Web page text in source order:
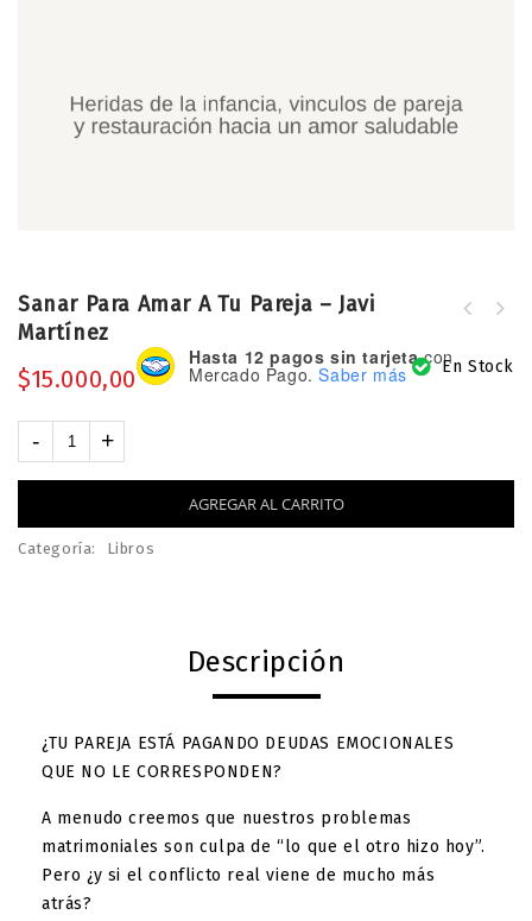
Sanar Para Amar A Tu Pareja – Javi
Martínez
$15.000,00 En Stock
Hasta 12 pagos sin tarjetacon
Mercado Pago. Saber más
AGREGAR AL CARRITO
Categoría: Libros
Descripción
¿TU PAREJA ESTÁ PAGANDO DEUDAS EMOCIONALES
QUE NO LE CORRESPONDEN?
A menudo creemos que nuestros problemas
matrimoniales son culpa de “lo que el otro hizo hoy”.
Pero ¿y si el conflicto real viene de mucho más
atrás?